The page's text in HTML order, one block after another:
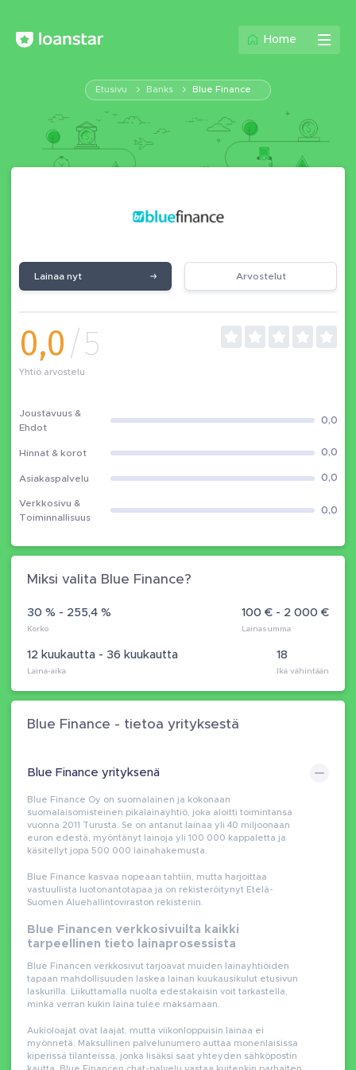
Home
Etusivu Banks Blue Finance
Lainaa nyt Arvostelut
0,0/5
Yhtiö arvostelu
Joustavuus &
Ehdot
0,0
Hinnat & korot 0,0
Asiakaspalvelu 0,0
Verkkosivu &
Toiminnallisuus
0,0
Miksi valita Blue Finance?
30 % - 255,4 %
Korko
100 € - 2 000 €
Lainasumma
18
Ikä vähintään
12 kuukautta - 36 kuukautta
Laina-aika
Blue Finance - tietoa yrityksestä
Blue Finance yrityksenä
Blue Finance Oy on suomalainen ja kokonaan
suomalaisomisteinen pikalainayhtiö, joka aloitti toimintansa
vuonna 2011 Turusta. Se on antanut lainaa yli 40 miljoonaan
euron edestä, myöntänyt lainoja yli 100 000 kappaletta ja
käsitellyt jopa 500 000 lainahakemusta.
Blue Finance kasvaa nopeaan tahtiin, mutta harjoittaa
vastuullista luotonantotapaa ja on rekisteröitynyt Etelä-
Suomen Aluehallintoviraston rekisteriin.
Blue Financen verkkosivuilta kaikki
tarpeellinen tieto lainaprosessista
Blue Financen verkkosivut tarjoavat muiden lainayhtiöiden
tapaan mahdollisuuden laskea lainan kuukausikulut etusivun
laskurilla. Liikuttamalla nuolta edestakaisin voit tarkastella,
minkä verran kukin laina tulee maksamaan.
Aukioloajat ovat laajat, mutta viikonloppuisin lainaa ei
myönnetä. Maksullinen palvelunumero auttaa monenlaisissa
kiperissä tilanteissa, jonka lisäksi saat yhteyden sähköpostin